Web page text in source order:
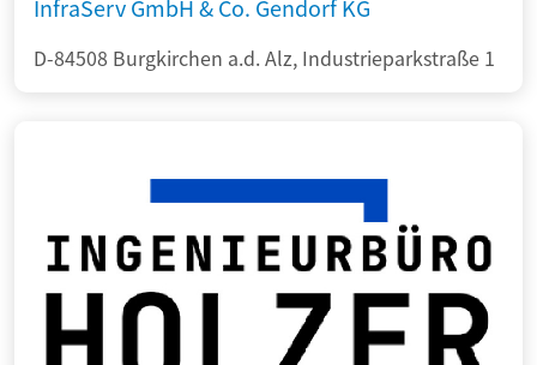
InfraServ GmbH & Co. Gendorf KG
D-84508 Burgkirchen a.d. Alz, Industrieparkstraße 1